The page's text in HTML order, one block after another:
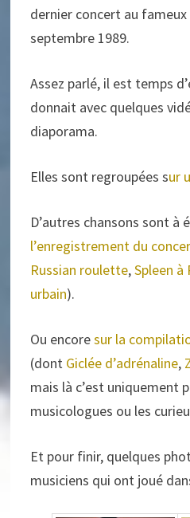
dernier concert au
septembre 1989.
Assez parlé, il est temps
donnait avec quelques
diaporama.
Elles sont regroupées sur
D’autres chansons sont à
l’enregistrement du
Russian roulette,Spleen à
urbain).
Ou encoresur la
(dont Giclée d’adrénaline,
mais là c’est uniquement
musicologues ou les
Et pour finir, quelques
musiciens qui ont joué